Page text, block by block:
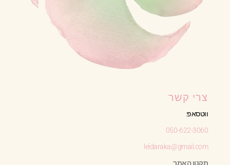
צרי קשר
ווטסאפ:
050-622-3060
leidaraka@gmail.com
תקנון האתר